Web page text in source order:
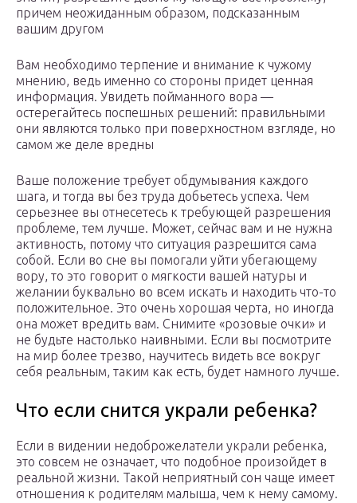
причем неожиданным образом, подсказанным
вашим другом
Вам необходимо терпение и внимание к чужому
мнению, ведь именно со стороны придет ценная
информация. Увидеть пойманного вора —
остерегайтесь поспешных решений: правильными
они являются только при поверхностном взгляде, но
самом же деле вредны
Ваше положение требует обдумывания каждого
шага, и тогда вы без труда добьетесь успеха. Чем
серьезнее вы отнесетесь к требующей разрешения
проблеме, тем лучше. Может, сейчас вам и не нужна
активность, потому что ситуация разрешится сама
собой. Если во сне вы помогали уйти убегающему
вору, то это говорит о мягкости вашей натуры и
желании буквально во всем искать и находить что-то
положительное. Это очень хорошая черта, но иногда
она может вредить вам. Снимите «розовые очки» и
не будьте настолько наивными. Если вы посмотрите
на мир более трезво, научитесь видеть все вокруг
себя реальным, таким как есть, будет намного лучше.
Что если снится украли ребенка?
Если в видении недоброжелатели украли ребенка,
это совсем не означает, что подобное произойдет в
реальной жизни. Такой неприятный сон чаще имеет
отношения к родителям малыша, чем к нему самому.